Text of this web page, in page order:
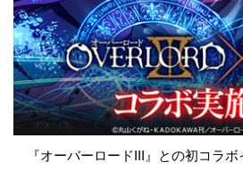
『オーバーロードIII』との初コラボ